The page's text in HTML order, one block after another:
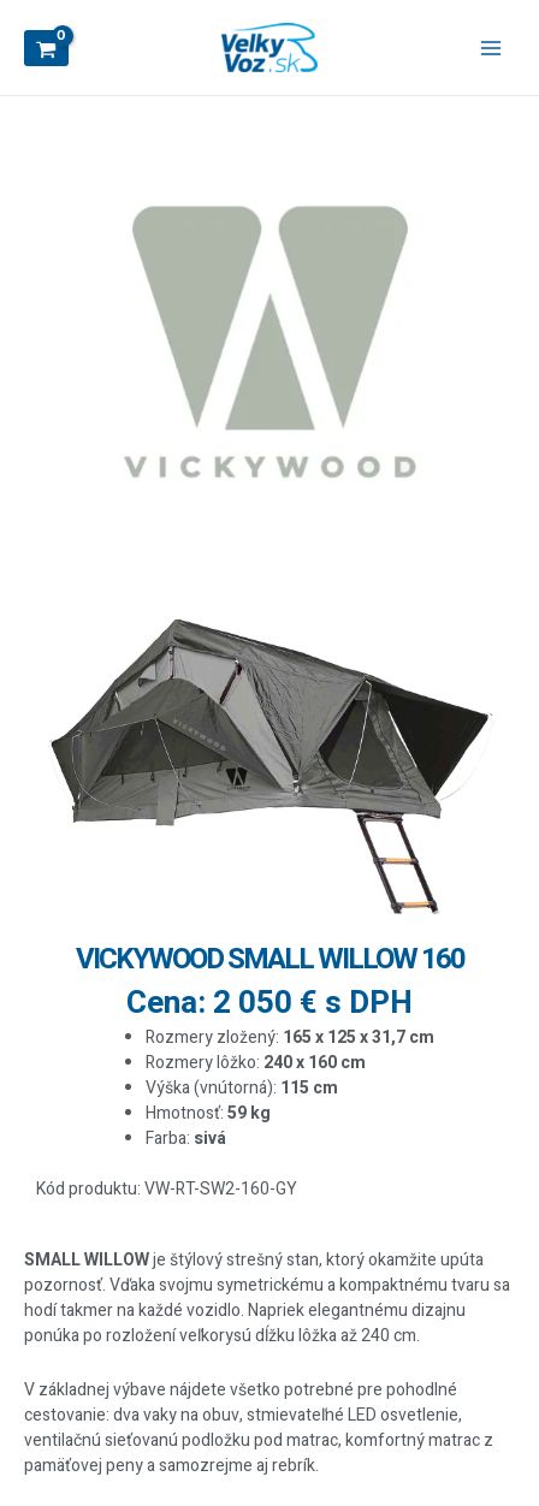
VICKYWOOD SMALL WILLOW 160
Cena: 2 050 € s DPH
Rozmery zložený: 165 x 125 x 31,7 cm
Rozmery lôžko: 240 x 160 cm
Výška (vnútorná): 115 cm
Hmotnosť:59 kg
Farba: sivá
Kód produktu: VW-RT-SW2-160-GY
SMALL WILLOWje štýlový strešný stan, ktorý okamžite upúta
pozornosť. Vďaka svojmu symetrickému a kompaktnému tvaru sa
hodí takmer na každé vozidlo. Napriek elegantnému dizajnu
ponúka po rozložení veľkorysú dĺžku lôžka až 240 cm.
V základnej výbave nájdete všetko potrebné pre pohodlné
cestovanie: dva vaky na obuv, stmievateľné LED osvetlenie,
ventilačnú sieťovanú podložku pod matrac, komfortný matrac z
pamäťovej peny a samozrejme aj rebrík.